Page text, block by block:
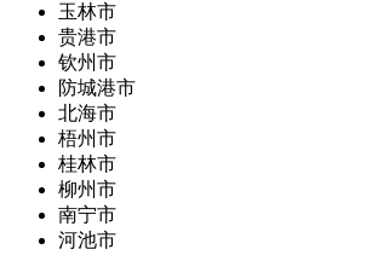
玉林市
贵港市
钦州市
防城港市
北海市
梧州市
桂林市
柳州市
南宁市
河池市